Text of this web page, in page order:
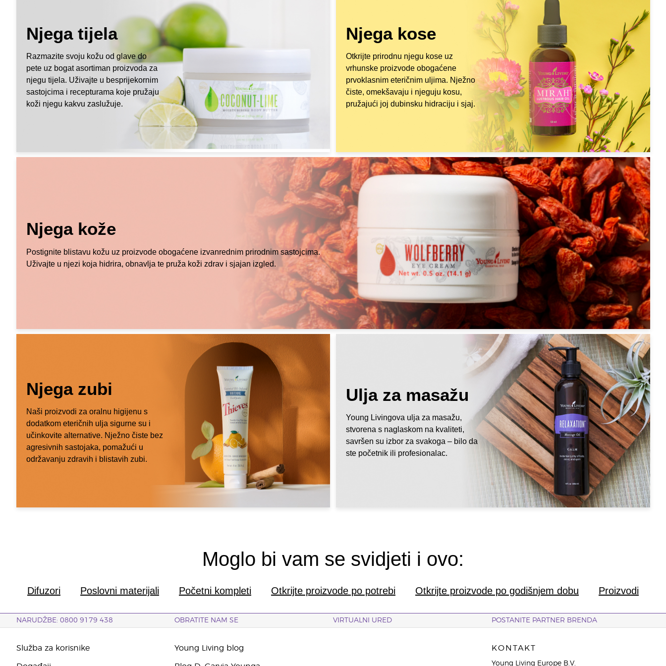
Njega tijela
Razmazite svoju kožu od glave do
pete uz bogat asortiman proizvoda za
njegu tijela. Uživajte u besprijekornim
sastojcima i recepturama koje pružaju
koži njegu kakvu zaslužuje.
Njega kose
Otkrijte prirodnu njegu kose uz
vrhunske proizvode obogaćene
prvoklasnim eteričnim uljima. Nježno
čiste, omekšavaju i njeguju kosu,
pružajući joj dubinsku hidraciju i sjaj.
Njega kože
Postignite blistavu kožu uz proizvode obogaćene izvanrednim prirodnim sastojcima.
Uživajte u njezi koja hidrira, obnavlja te pruža koži zdrav i sjajan izgled.
Njega zubi
Naši proizvodi za oralnu higijenu s
dodatkom eteričnih ulja sigurne su i
učinkovite alternative. Nježno čiste bez
agresivnih sastojaka, pomažući u
održavanju zdravih i blistavih zubi.
Ulja za masažu
Young Livingova ulja za masažu,
stvorena s naglaskom na kvaliteti,
savršen su izbor za svakoga – bilo da
ste početnik ili profesionalac.
Moglo bi vam se svidjeti i ovo:
Difuzori Poslovni materijali Početni kompleti Otkrijte proizvode po potrebi Otkrijte proizvode po godišnjem dobu Proizvodi
NARUDŽBE: 0800 9179 438 OBRATITE NAM SE VIRTUALNI URED POSTANITE PARTNER BRENDA
Služba za korisnike Young Living blog KONTAKT
Young Living Europe B.V.